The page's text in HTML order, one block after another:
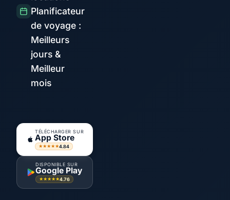
Planificateur
de voyage :
Meilleurs
jours &
Meilleur
mois
TÉLÉCHARGER SUR
App Store
★★★★★4.84
DISPONIBLE SUR
Google Play
★★★★★4.76